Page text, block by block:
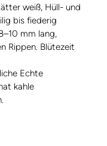
weiß, Hüll- und
bis fiederig
mm lang,
Rippen. Blütezeit
Echte
kahle